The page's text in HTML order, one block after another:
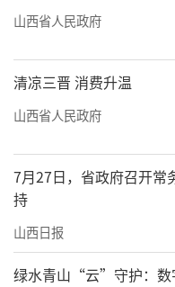
山西省人民政府
清凉三晋 消费升温
山西省人民政府
7月27日，省政府召开常
持
山西日报
绿水青山“云”守护：数